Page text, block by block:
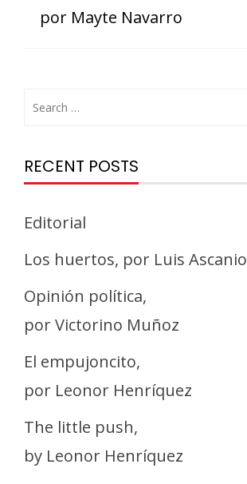
por Mayte Navarro
RECENT POSTS
Editorial
Los huertos, por Luis Ascanio
Opinión política,
por Victorino Muñoz
El empujoncito,
por Leonor Henríquez
The little push,
by Leonor Henríquez